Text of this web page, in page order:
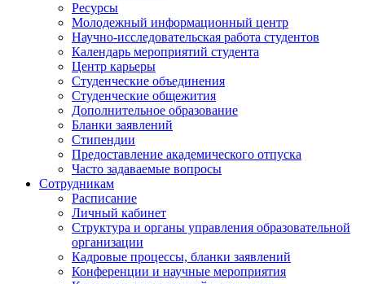
Ресурсы
Молодежный информационный центр
Научно-исследовательская работа студентов
Календарь мероприятий студента
Центр карьеры
Студенческие объединения
Студенческие общежития
Дополнительное образование
Бланки заявлений
Стипендии
Предоставление академического отпуска
Часто задаваемые вопросы
Сотрудникам
Расписание
Личный кабинет
Структура и органы управления образовательной
организации
Кадровые процессы, бланки заявлений
Конференции и научные мероприятия